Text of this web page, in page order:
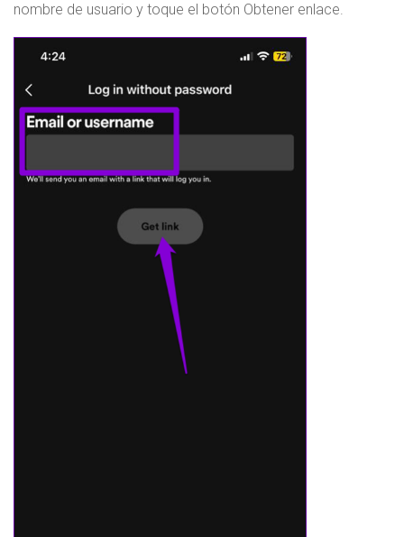
nombre de usuario y toque el botón Obtener enlace.